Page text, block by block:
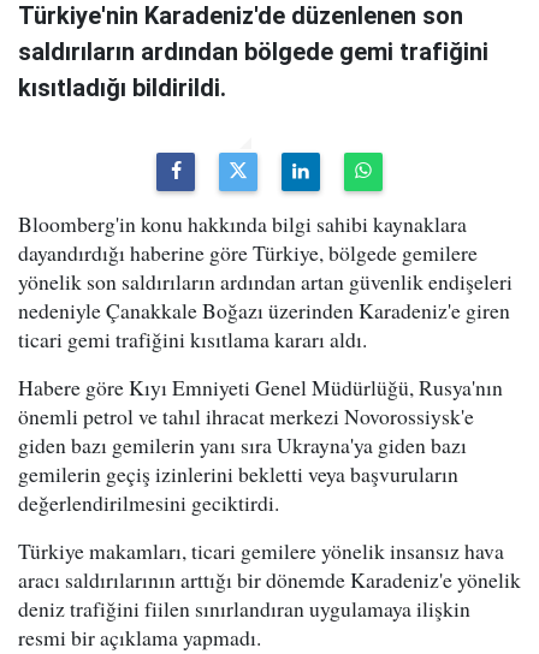
Türkiye'nin Karadeniz'de düzenlenen son
saldırıların ardından bölgede gemi trafiğini
kısıtladığı bildirildi.
Bloomberg'in konu hakkında bilgi sahibi kaynaklara
dayandırdığı haberine göre Türkiye, bölgede gemilere
yönelik son saldırıların ardından artan güvenlik endişeleri
nedeniyle Çanakkale Boğazı üzerinden Karadeniz'e giren
ticari gemi trafiğini kısıtlama kararı aldı.
Habere göre Kıyı Emniyeti Genel Müdürlüğü, Rusya'nın
önemli petrol ve tahıl ihracat merkezi Novorossiysk'e
giden bazı gemilerin yanı sıra Ukrayna'ya giden bazı
gemilerin geçiş izinlerini bekletti veya başvuruların
değerlendirilmesini geciktirdi.
Türkiye makamları, ticari gemilere yönelik insansız hava
aracı saldırılarının arttığı bir dönemde Karadeniz'e yönelik
deniz trafiğini fiilen sınırlandıran uygulamaya ilişkin
resmi bir açıklama yapmadı.